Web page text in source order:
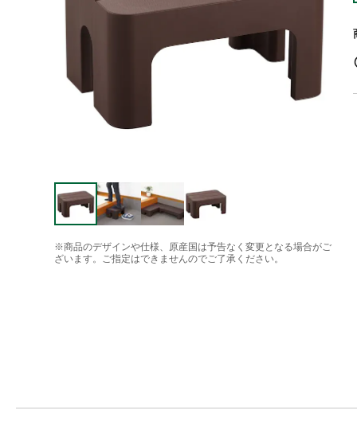
※商品のデザインや仕様、原産国は予告なく変更となる場合がご
ざいます。ご指定はできませんのでご了承ください。